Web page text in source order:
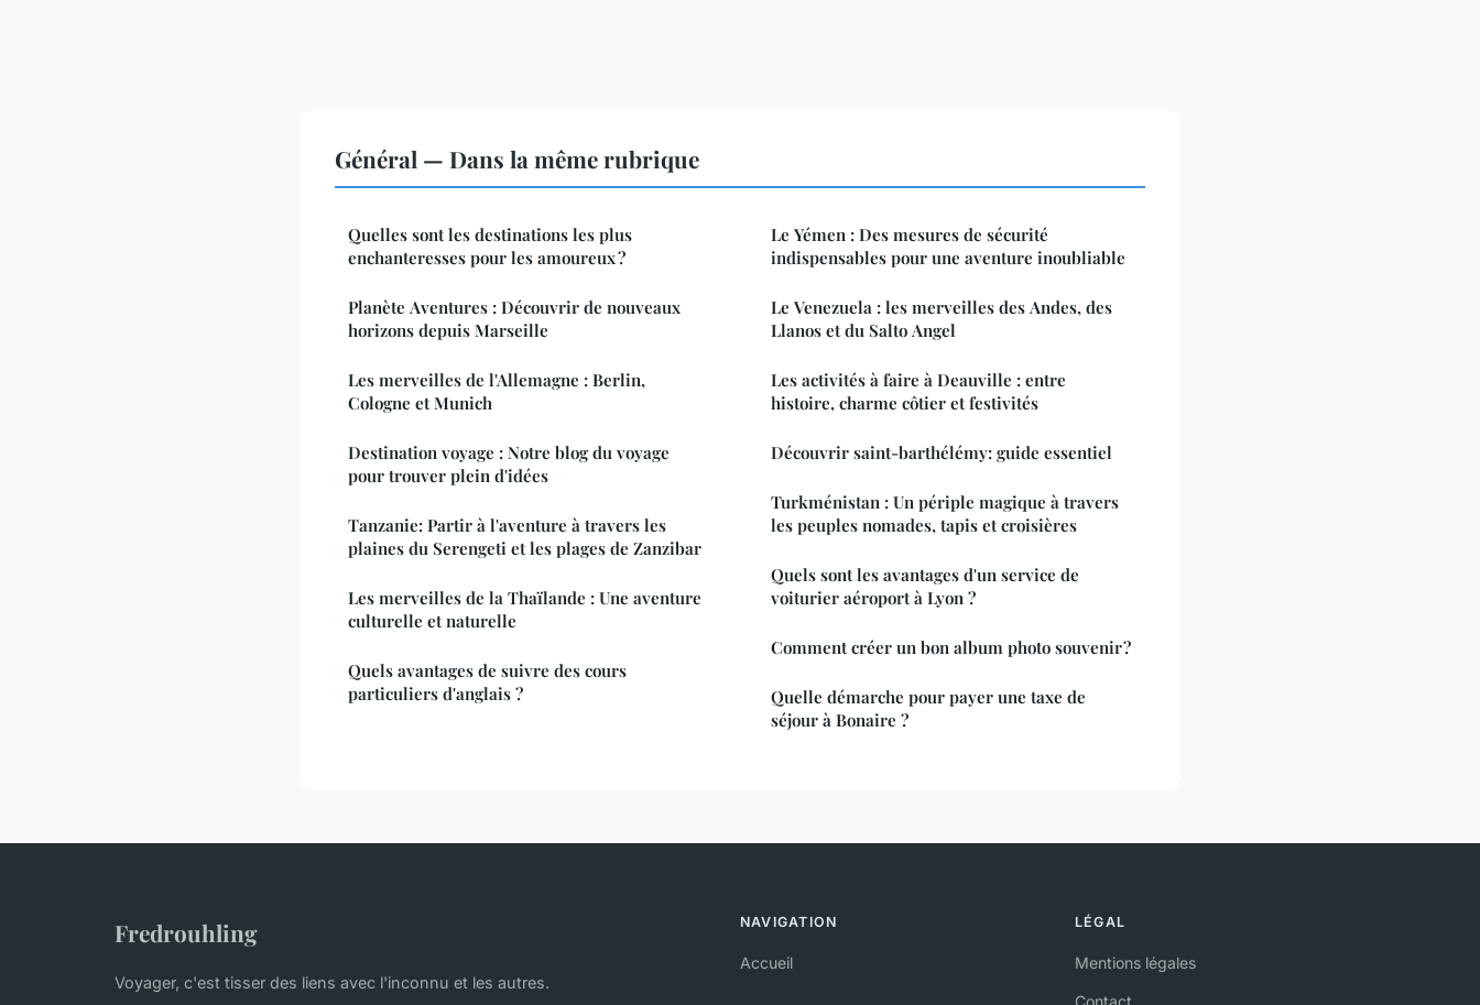
Général — Dans la même rubrique
Quelles sont les destinations les plus
enchanteresses pour les amoureux ?
Planète Aventures : Découvrir de nouveaux
horizons depuis Marseille
Les merveilles de l'Allemagne : Berlin,
Cologne et Munich
Destination voyage : Notre blog du voyage
pour trouver plein d'idées
Tanzanie: Partir à l'aventure à travers les
plaines du Serengeti et les plages de Zanzibar
Les merveilles de la Thaïlande : Une aventure
culturelle et naturelle
Quels avantages de suivre des cours
particuliers d'anglais ?
Le Yémen : Des mesures de sécurité
indispensables pour une aventure inoubliable
Le Venezuela : les merveilles des Andes, des
Llanos et du Salto Angel
Les activités à faire à Deauville : entre
histoire, charme côtier et festivités
Découvrir saint-barthélémy: guide essentiel
Turkménistan : Un périple magique à travers
les peuples nomades, tapis et croisières
Quels sont les avantages d'un service de
voiturier aéroport à Lyon ?
Comment créer un bon album photo souvenir ?
Quelle démarche pour payer une taxe de
séjour à Bonaire ?
Fredrouhling
Voyager, c'est tisser des liens avec l'inconnu et les autres.
NAVIGATION
Accueil
LÉGAL
Mentions légales
Contact